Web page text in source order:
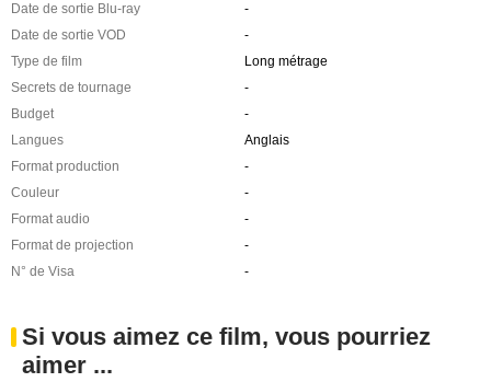
Date de sortie Blu-ray
-
Date de sortie VOD
-
Type de film
Long métrage
Secrets de tournage
-
Budget
-
Langues
Anglais
Format production
-
Couleur
-
Format audio
-
Format de projection
-
N° de Visa
-
Si vous aimez ce film, vous pourriez
aimer ...